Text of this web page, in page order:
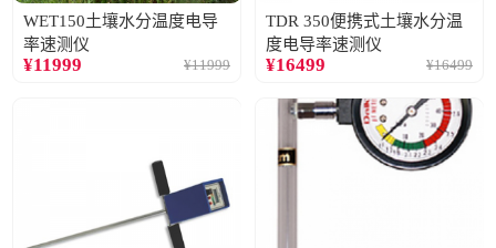
WET150土壤水分温度电导
率速测仪
¥11999 ¥11999
TDR 350便携式土壤水分温
度电导率速测仪
¥16499 ¥16499